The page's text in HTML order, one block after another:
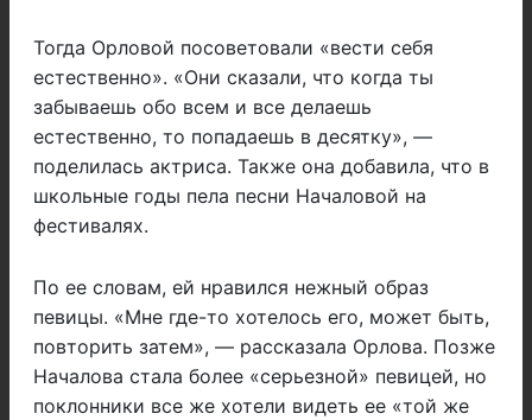
Тогда Орловой посоветовали «вести себя
естественно». «Они сказали, что когда ты
забываешь обо всем и все делаешь
естественно, то попадаешь в десятку», —
поделилась актриса. Также она добавила, что в
школьные годы пела песни Началовой на
фестивалях.
По ее словам, ей нравился нежный образ
певицы. «Мне где-то хотелось его, может быть,
повторить затем», — рассказала Орлова. Позже
Началова стала более «серьезной» певицей, но
поклонники все же хотели видеть ее «той же